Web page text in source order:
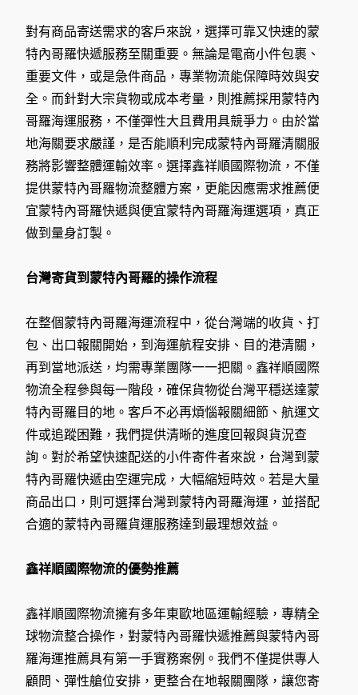
對有商品寄送需求的客戶來說，選擇可靠又快速的蒙
特內哥羅快遞服務至關重要。無論是電商小件包裹、
重要文件，或是急件商品，專業物流能保障時效與安
全。而針對大宗貨物或成本考量，則推薦採用蒙特內
哥羅海運服務，不僅彈性大且費用具競爭力。由於當
地海關要求嚴謹，是否能順利完成蒙特內哥羅清關服
務將影響整體運輸效率。選擇鑫祥順國際物流，不僅
提供蒙特內哥羅物流整體方案，更能因應需求推薦便
宜蒙特內哥羅快遞與便宜蒙特內哥羅海運選項，真正
做到量身訂製。
台灣寄貨到蒙特內哥羅的操作流程
在整個蒙特內哥羅海運流程中，從台灣端的收貨、打
包、出口報關開始，到海運航程安排、目的港清關，
再到當地派送，均需專業團隊一一把關。鑫祥順國際
物流全程參與每一階段，確保貨物從台灣平穩送達蒙
特內哥羅目的地。客戶不必再煩惱報關細節、航運文
件或追蹤困難，我們提供清晰的進度回報與貨況查
詢。對於希望快速配送的小件寄件者來說，台灣到蒙
特內哥羅快遞由空運完成，大幅縮短時效。若是大量
商品出口，則可選擇台灣到蒙特內哥羅海運，並搭配
合適的蒙特內哥羅貨運服務達到最理想效益。
鑫祥順國際物流的優勢推薦
鑫祥順國際物流擁有多年東歐地區運輸經驗，專精全
球物流整合操作，對蒙特內哥羅快遞推薦與蒙特內哥
羅海運推薦具有第一手實務案例。我們不僅提供專人
顧問、彈性艙位安排，更整合在地報關團隊，讓您寄